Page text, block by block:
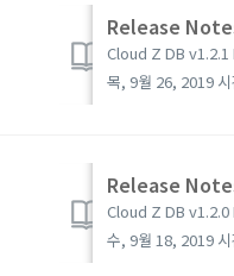
Release
목, 9월 26, 2019
Release
수, 9월 18, 2019